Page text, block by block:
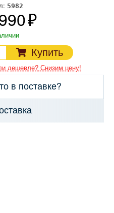
5982
Купить
дешевле? Снизим цену!
в поставке?